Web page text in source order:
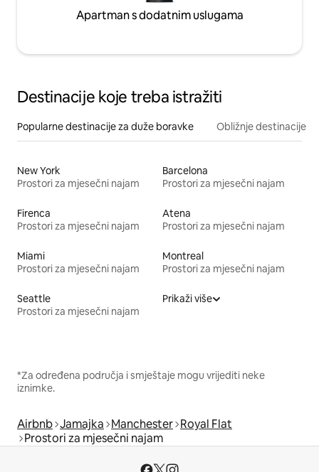
Apartman s dodatnim uslugama
Destinacije koje treba istražiti
Popularne destinacije za duže boravke Obližnje destinacije
New York
Prostori za mjesečni najam
Barcelona
Prostori za mjesečni najam
Firenca
Prostori za mjesečni najam
Atena
Prostori za mjesečni najam
Miami
Prostori za mjesečni najam
Montreal
Prostori za mjesečni najam
Seattle
Prostori za mjesečni najam
Prikaži više
*Za određena područja i smještaje mogu vrijediti neke
iznimke.
Airbnb Jamajka Manchester Royal Flat
Prostori za mjesečni najam